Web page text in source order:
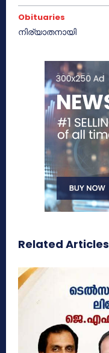
Obituaries
നിര്യാതനായി
Related Articles